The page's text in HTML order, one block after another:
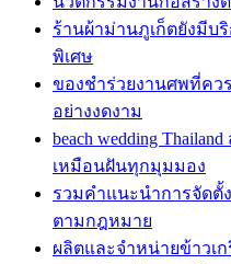
ร้านผ้าม่านภูเก็ตยังมีบ
พิเศษ
ของชำร่วยงานศพที่คว
อย่างงดงาม
beach wedding
เหมือนฝันทุกมุมมอง
รวมคำแนะนำการจัดตั้
ตามกฎหมาย
ผลิตและจำหน่ายข้าวเ